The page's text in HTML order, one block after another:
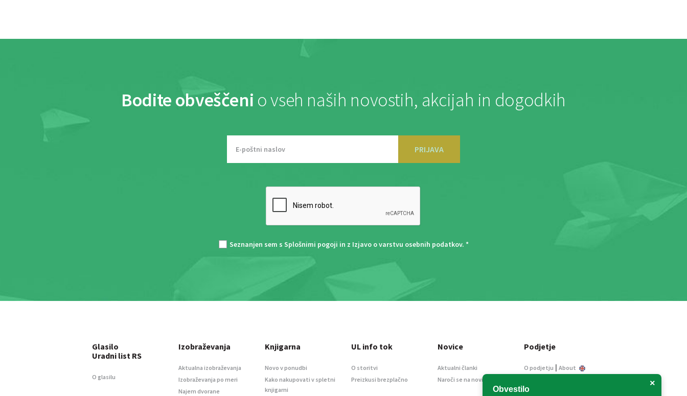
Bodite obveščeni o vseh naših novostih, akcijah in dogodkih
PRIJAVA
Seznanjen sem s Splošnimi pogoji in z Izjavo o varstvu osebnih podatkov. *
×
Obvestilo
Glasilo
Uradni list RS
O glasilu
Izobraževanja
Aktualna izobraževanja
Izobraževanja po meri
Najem dvorane
Knjigarna
Novo v ponudbi
Kako nakupovati v spletni
knjigarni
UL info tok
O storitvi
Preizkusi brezplačno
Novice
Aktualni članki
Naroči se na novice
Podjetje
O podjetju | About
Informacije javnega